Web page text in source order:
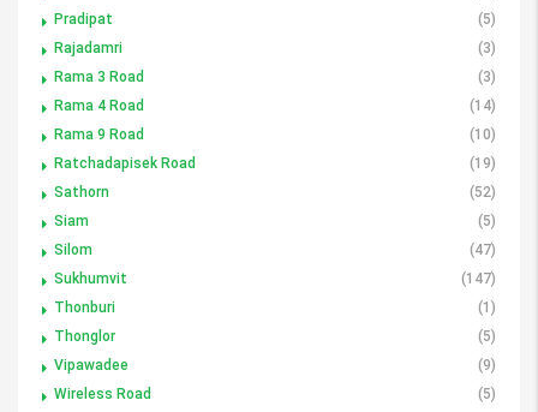
Pradipat
(5)
Rajadamri
(3)
Rama 3 Road
(3)
Rama 4 Road
(14)
Rama 9 Road
(10)
Ratchadapisek Road
(19)
Sathorn
(52)
Siam
(5)
Silom
(47)
Sukhumvit
(147)
Thonburi
(1)
Thonglor
(5)
Vipawadee
(9)
Wireless Road
(5)